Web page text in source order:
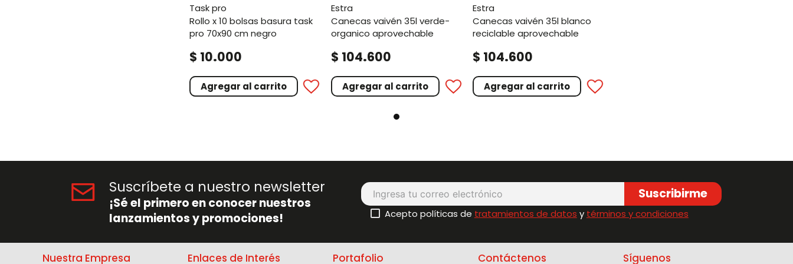
task pro
rollo x 10 bolsas basura task
pro 70x90 cm negro
$ 10.000
Agregar al carrito
estra
canecas vaivén 35l verde-
organico aprovechable
$ 104.600
Agregar al carrito
estra
canecas vaivén 35l blanco
reciclable aprovechable
$ 104.600
Agregar al carrito
Suscríbete a nuestro newsletter
¡Sé el primero en conocer nuestros
lanzamientos y promociones!
Suscribirme
Acepto políticas de tratamientos de datos y términos y condiciones
Nuestra Empresa Enlaces de Interés Portafolio Contáctenos Síguenos